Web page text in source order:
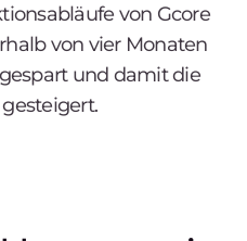
von Gcore
von vier Monaten
und damit die